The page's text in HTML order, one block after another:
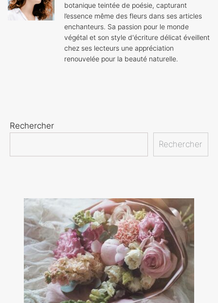
botanique teintée de poésie, capturant
l’essence même des fleurs dans ses articles
enchanteurs. Sa passion pour le monde
végétal et son style d'écriture délicat éveillent
chez ses lecteurs une appréciation
renouvelée pour la beauté naturelle.
Rechercher
Rechercher